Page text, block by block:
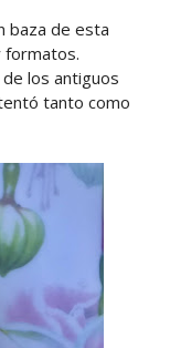
baza de esta
formatos.
los antiguos
tanto como